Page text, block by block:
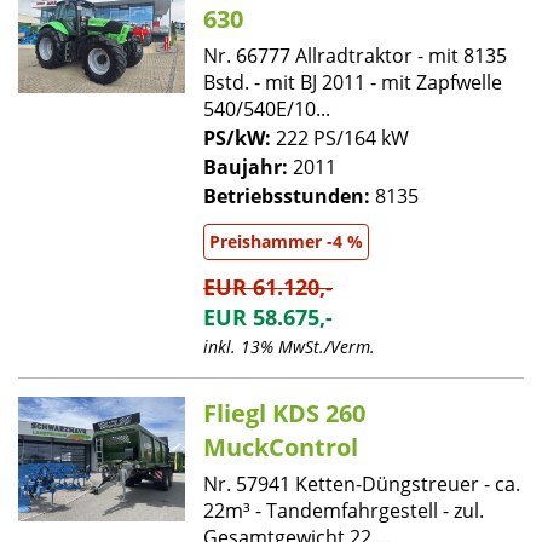
630
Nr. 66777 Allradtraktor - mit 8135
Bstd. - mit BJ 2011 - mit Zapfwelle
540/540E/10...
PS/kW: 222 PS/164 kW
Baujahr: 2011
Betriebsstunden: 8135
Preishammer -4 %
EUR 61.120,-
EUR 58.675,-
inkl. 13% MwSt./Verm.
Fliegl KDS 260
MuckControl
Nr. 57941 Ketten-Düngstreuer - ca.
22m³ - Tandemfahrgestell - zul.